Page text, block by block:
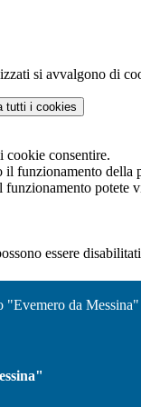
si avvalgono di
tutti i cookies
cookie consentire.
il funzionamento
funzionamento potete
essere
"Evemero da Messina"